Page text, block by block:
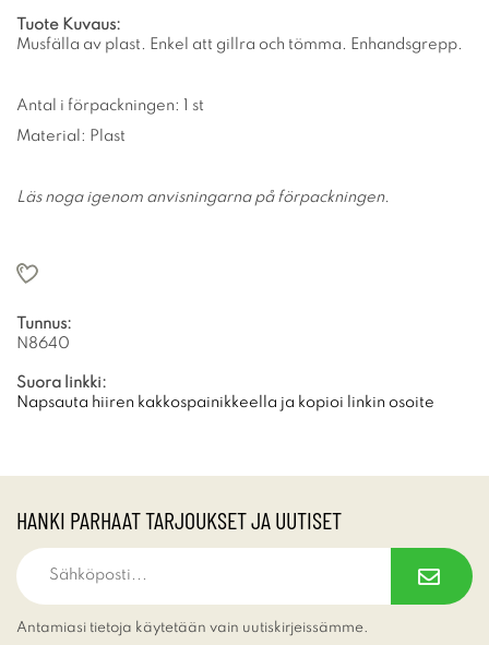
Tuote Kuvaus:
Musfälla av plast. Enkel att gillra och tömma. Enhandsgrepp.
Antal i förpackningen: 1 st
Material: Plast
Läs noga igenom anvisningarna på förpackningen.
Tunnus:
N8640
Suora linkki:
Napsauta hiiren kakkospainikkeella ja kopioi linkin osoite
HANKI PARHAAT TARJOUKSET JA UUTISET
Antamiasi tietoja käytetään vain uutiskirjeissämme.